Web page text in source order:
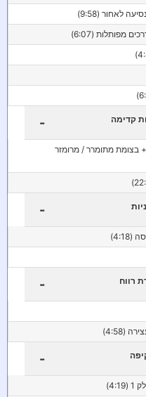
לאחור (9:58)
מפותלות (6:07)
קדימה -
בצומת מתומרר / מרומזר
-
רווח -
(4:58)
-